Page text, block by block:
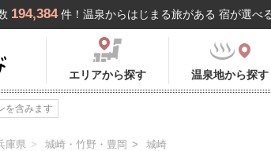
194,384 件！温泉からはじまる旅がある 宿が選べ
エリアから探す 温泉地から探す
を含みます
庫県 城崎・竹野・豊岡 城崎